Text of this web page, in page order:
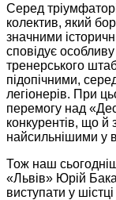
Серед
колектив, який
значними
сповідує
тренерського
підопічними,
легіонерів. При
перемогу над
конкурентів, що й
найсильнішими у
Тож наш
«Львів» Юрій
виступати у